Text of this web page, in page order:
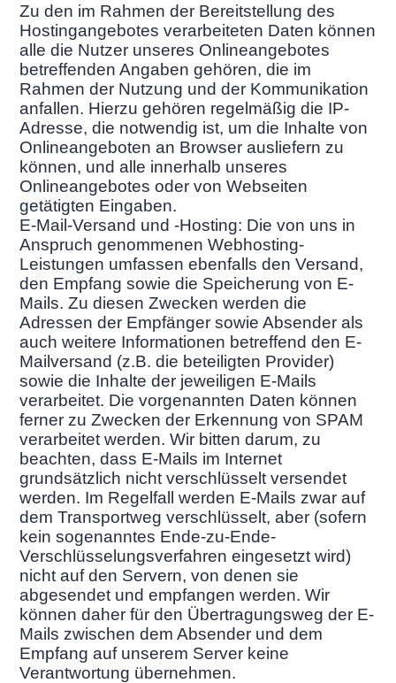
Zu den im Rahmen der Bereitstellung des
Hostingangebotes verarbeiteten Daten können
alle die Nutzer unseres Onlineangebotes
betreffenden Angaben gehören, die im
Rahmen der Nutzung und der Kommunikation
anfallen. Hierzu gehören regelmäßig die IP-
Adresse, die notwendig ist, um die Inhalte von
Onlineangeboten an Browser ausliefern zu
können, und alle innerhalb unseres
Onlineangebotes oder von Webseiten
getätigten Eingaben.
E-Mail-Versand und -Hosting: Die von uns in
Anspruch genommenen Webhosting-
Leistungen umfassen ebenfalls den Versand,
den Empfang sowie die Speicherung von E-
Mails. Zu diesen Zwecken werden die
Adressen der Empfänger sowie Absender als
auch weitere Informationen betreffend den E-
Mailversand (z.B. die beteiligten Provider)
sowie die Inhalte der jeweiligen E-Mails
verarbeitet. Die vorgenannten Daten können
ferner zu Zwecken der Erkennung von SPAM
verarbeitet werden. Wir bitten darum, zu
beachten, dass E-Mails im Internet
grundsätzlich nicht verschlüsselt versendet
werden. Im Regelfall werden E-Mails zwar auf
dem Transportweg verschlüsselt, aber (sofern
kein sogenanntes Ende-zu-Ende-
Verschlüsselungsverfahren eingesetzt wird)
nicht auf den Servern, von denen sie
abgesendet und empfangen werden. Wir
können daher für den Übertragungsweg der E-
Mails zwischen dem Absender und dem
Empfang auf unserem Server keine
Verantwortung übernehmen.